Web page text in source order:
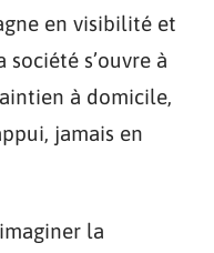
en visibilité et
s’ouvre à
à domicile,
jamais en
la